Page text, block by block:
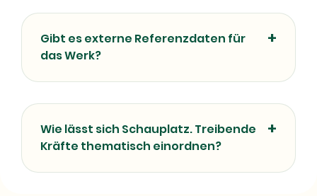
Gibt es externe Referenzdaten für
das Werk?
Wie lässt sich Schauplatz. Treibende
Kräfte thematisch einordnen?